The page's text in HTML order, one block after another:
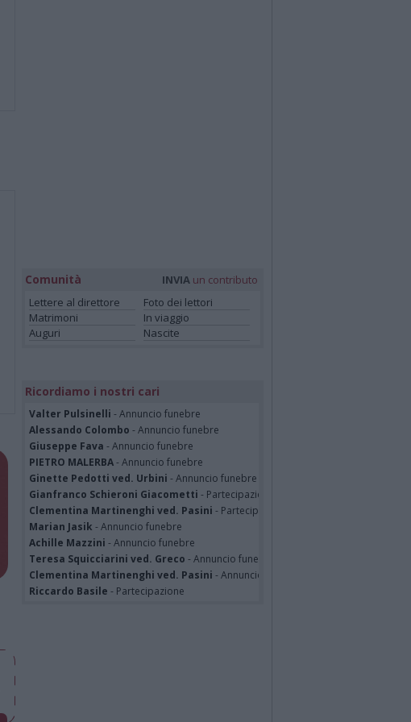
Comunità INVIA un contributo
Lettere al direttore
Foto dei lettori
Matrimoni
In viaggio
Auguri
Nascite
Ricordiamo i nostri cari
Valter Pulsinelli - Annuncio funebre
Alessando Colombo - Annuncio funebre
Giuseppe Fava - Annuncio funebre
PIETRO MALERBA- Annuncio funebre
Ginette Pedotti ved. Urbini - Annuncio funebre
Gianfranco Schieroni Giacometti - Partecipazione
Clementina Martinenghi ved. Pasini - Partecipazione
Marian Jasik - Annuncio funebre
Achille Mazzini - Annuncio funebre
Teresa Squicciarini ved. Greco - Annuncio funebre
Clementina Martinenghi ved. Pasini - Annuncio funebre
Riccardo Basile - Partecipazione